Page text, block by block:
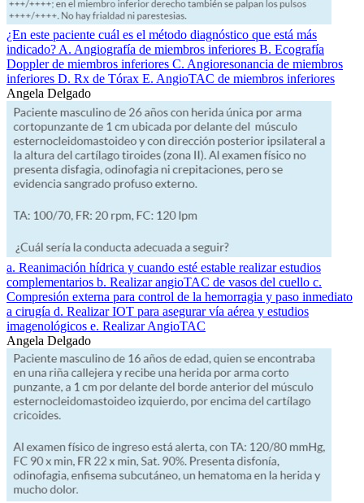
¿En este paciente cuál es el método diagnóstico que está más
indicado? A. Angiografía de miembros inferiores B. Ecografía
Doppler de miembros inferiores C. Angioresonancia de miembros
inferiores D. Rx de Tórax E. AngioTAC de miembros inferiores
Angela Delgado
a. Reanimación hídrica y cuando esté estable realizar estudios
complementarios b. Realizar angioTAC de vasos del cuello c.
Compresión externa para control de la hemorragia y paso inmediato
a cirugía d. Realizar IOT para asegurar vía aérea y estudios
imagenológicos e. Realizar AngioTAC
Angela Delgado